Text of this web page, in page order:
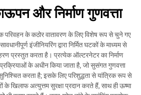
और निर्माण गुणवत्ता
परिवहन के कठोर वातावरण के लिए विशेष रूप से चुने गए
इंजीनियरिंग द्वारा निर्मित घटकों के माध्यम से
प्रस्तुत करता है। प्रत्येक ऑल्टरनेटर का निर्माण
के अधीन किया जाता है, जो सुसंगत गुणवत्ता
करता है; इसके लिए परिशुद्धता से यांत्रिक रूप से
के खिलाफ अत्युत्तम सुरक्षा प्रदान करते हैं, साथ ही ऊष्मा